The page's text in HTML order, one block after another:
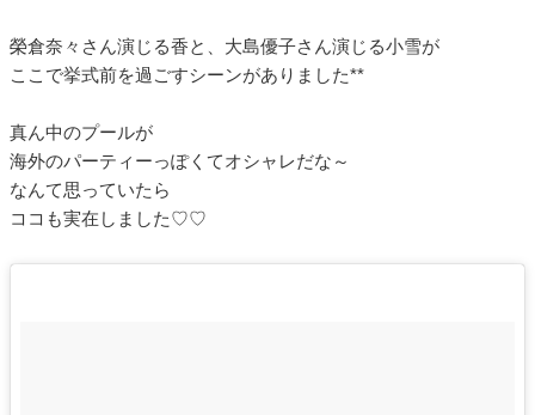
榮倉奈々さん演じる香と、大島優子さん演じる小雪が
ここで挙式前を過ごすシーンがありました**
真ん中のプールが
海外のパーティーっぽくてオシャレだな～
なんて思っていたら
ココも実在しました♡♡